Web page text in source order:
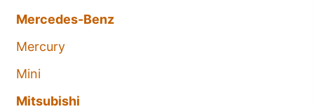
Mercedes-Benz
Mercury
Mini
Mitsubishi